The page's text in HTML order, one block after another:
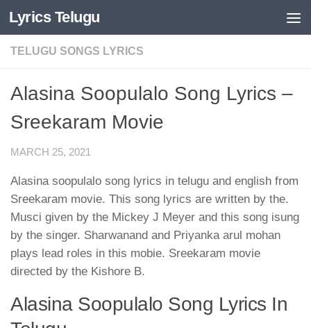
Skip to content
Lyrics Telugu
TELUGU SONGS LYRICS
Alasina Soopulalo Song Lyrics –
Sreekaram Movie
MARCH 25, 2021
Alasina soopulalo song lyrics in telugu and english from
Sreekaram movie. This song lyrics are written by the.
Musci given by the Mickey J Meyer and this song isung
by the singer. Sharwanand and Priyanka arul mohan
plays lead roles in this mobie. Sreekaram movie
directed by the Kishore B.
Alasina Soopulalo Song Lyrics In